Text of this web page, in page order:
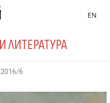
ЛИТЕРАТУРА
EN
6